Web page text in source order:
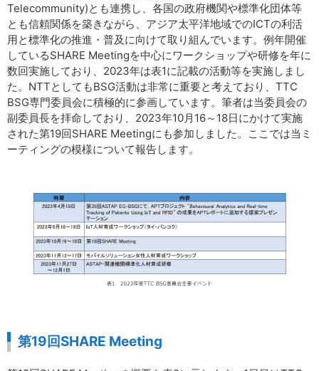
Telecommunity)とも連携し、各国の政府機関や標準化団体等
とも信頼関係を築きながら、アジア太平洋地域でのICTの利活
用と標準化の推進・普及に向けて取り組んでいます。例年開催
しているSHARE Meetingを中心にワークショップや研修を年に
数回実施しており、2023年は表1に記載の活動等を実施しまし
た。NTTとしてもBSG活動は非常に重要と考えており、TTC
BSG専門委員会に積極的に参画しています。筆者は当委員会の
副委員長を拝命しており、2023年10月16～18日にかけて実施
された第19回SHARE Meetingにも参加しました。ここでは当ミ
ーティングの模様について報告します。
第19回SHARE Meeting